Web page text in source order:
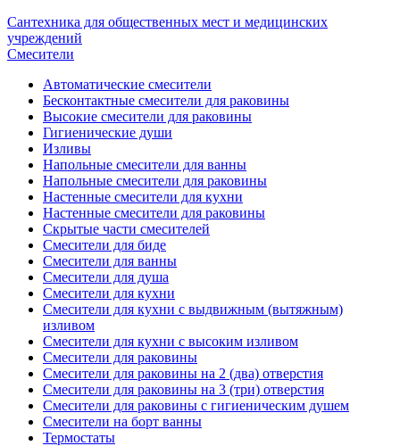
Сантехника для общественных мест и медицинских
учреждений
Смесители
Автоматические смесители
Бесконтактные смесители для раковины
Высокие смесители для раковины
Гигиенические души
Изливы
Напольные смесители для ванны
Напольные смесители для раковины
Настенные смесители для кухни
Настенные смесители для раковины
Скрытые части смесителей
Смесители для биде
Смесители для ванны
Смесители для душа
Смесители для кухни
Смесители для кухни с выдвижным (вытяжным)
изливом
Смесители для кухни с высоким изливом
Смесители для раковины
Смесители для раковины на 2 (два) отверстия
Смесители для раковины на 3 (три) отверстия
Смесители для раковины с гигиеническим душем
Смесители на борт ванны
Термостаты